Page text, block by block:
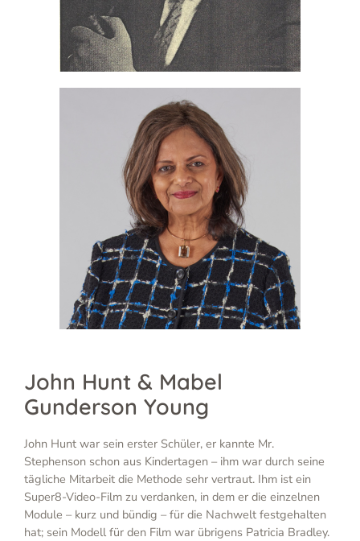
John Hunt & Mabel
Gunderson Young
John Hunt war sein erster Schüler, er kannte Mr.
Stephenson schon aus Kindertagen – ihm war durch seine
tägliche Mitarbeit die Methode sehr vertraut. Ihm ist ein
Super8-Video-Film zu verdanken, in dem er die einzelnen
Module – kurz und bündig – für die Nachwelt festgehalten
hat; sein Modell für den Film war übrigens Patricia Bradley.